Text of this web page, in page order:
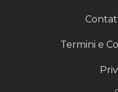
Termini e